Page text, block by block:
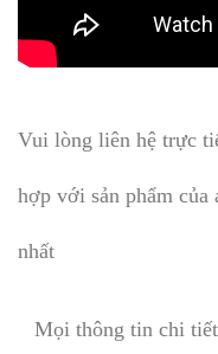
Vui lòng liên hệ trực
hợp với sản phẩm
nhất
Mọi thông tin chi